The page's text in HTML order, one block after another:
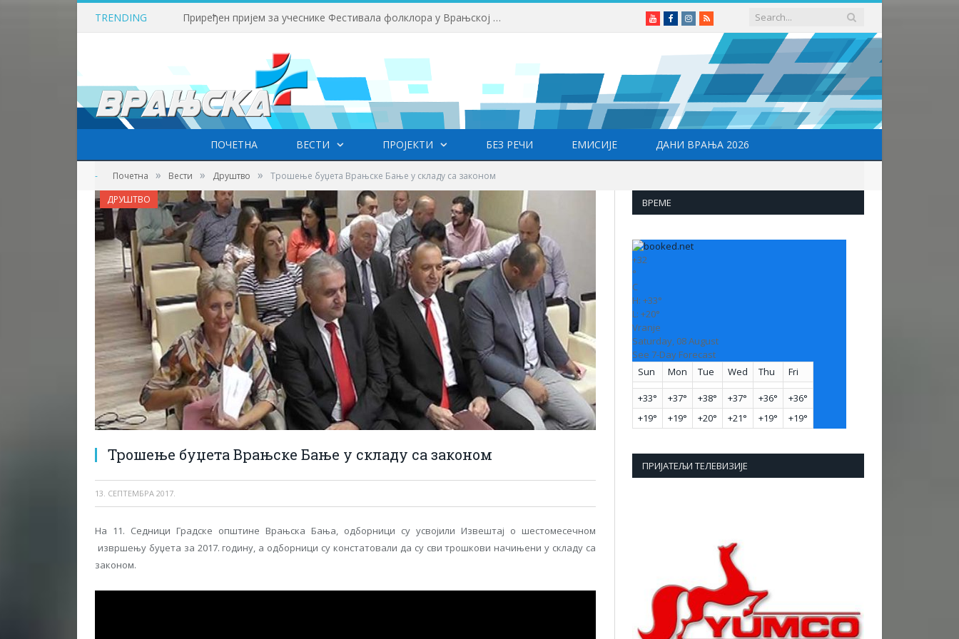
TRENDING Приређен пријем за учеснике Фестивала фолклора у Врањској Бањи YoutubeFacebookInstagram
RSS
ПОЧЕТНА ВЕСТИ ПРОЈЕКТИ БЕЗ РЕЧИ ЕМИСИЈЕ ДАНИ ВРАЊА 2026
- Почетна » Вести » Друштво » Трошење буџета Врањске Бање у складу са законом
Трошење буџета Врањске Бање у складу са законом
13. СЕПТЕМБРА 2017.
ДРУШТВО
На 11. Седници Градске општине Врањска Бања, одборници су усвојили Извештај о шестомесечном
извршењу буџета за 2017. годину, а одборници су констатовали да су сви трошкови начињени у складу са
законом.
ВРЕМЕ
+32
°
C
H: +33°
L: +20°
Vranje
Saturday, 08 August
See 7-Day Forecast
Sun
Mon Tue Wed Thu Fri
+33° +37° +38° +37° +36° +36°
+19° +19° +20° +21° +19° +19°
ПРИЈАТЕЉИ ТЕЛЕВИЗИЈЕ